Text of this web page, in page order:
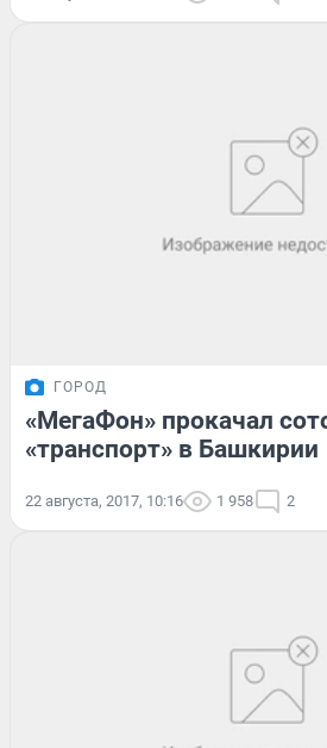
ГОРОД
«МегаФон» прокачал
«транспорт» в Башкирии
22 августа, 2017, 10:16 1 958 2